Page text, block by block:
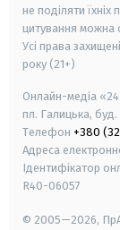
не поділяти
цитування можна
Усі права
року (21+)
Онлайн-медіа
пл. Галицька, буд.
Телефон +380
Адреса
Ідентифікатор
R40-06057
© 2005—2026,